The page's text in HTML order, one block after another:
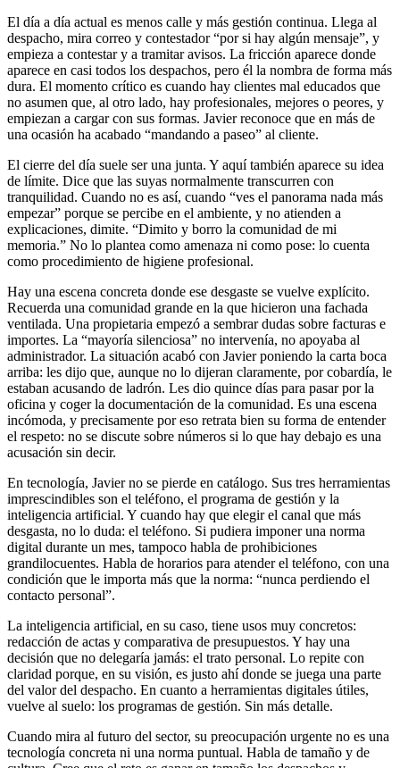
El día a día actual es menos calle y más gestión continua. Llega al
despacho, mira correo y contestador “por si hay algún mensaje”, y
empieza a contestar y a tramitar avisos. La fricción aparece donde
aparece en casi todos los despachos, pero él la nombra de forma más
dura. El momento crítico es cuando hay clientes mal educados que
no asumen que, al otro lado, hay profesionales, mejores o peores, y
empiezan a cargar con sus formas. Javier reconoce que en más de
una ocasión ha acabado “mandando a paseo” al cliente.
El cierre del día suele ser una junta. Y aquí también aparece su idea
de límite. Dice que las suyas normalmente transcurren con
tranquilidad. Cuando no es así, cuando “ves el panorama nada más
empezar” porque se percibe en el ambiente, y no atienden a
explicaciones, dimite. “Dimito y borro la comunidad de mi
memoria.” No lo plantea como amenaza ni como pose: lo cuenta
como procedimiento de higiene profesional.
Hay una escena concreta donde ese desgaste se vuelve explícito.
Recuerda una comunidad grande en la que hicieron una fachada
ventilada. Una propietaria empezó a sembrar dudas sobre facturas e
importes. La “mayoría silenciosa” no intervenía, no apoyaba al
administrador. La situación acabó con Javier poniendo la carta boca
arriba: les dijo que, aunque no lo dijeran claramente, por cobardía, le
estaban acusando de ladrón. Les dio quince días para pasar por la
oficina y coger la documentación de la comunidad. Es una escena
incómoda, y precisamente por eso retrata bien su forma de entender
el respeto: no se discute sobre números si lo que hay debajo es una
acusación sin decir.
En tecnología, Javier no se pierde en catálogo. Sus tres herramientas
imprescindibles son el teléfono, el programa de gestión y la
inteligencia artificial. Y cuando hay que elegir el canal que más
desgasta, no lo duda: el teléfono. Si pudiera imponer una norma
digital durante un mes, tampoco habla de prohibiciones
grandilocuentes. Habla de horarios para atender el teléfono, con una
condición que le importa más que la norma: “nunca perdiendo el
contacto personal”.
La inteligencia artificial, en su caso, tiene usos muy concretos:
redacción de actas y comparativa de presupuestos. Y hay una
decisión que no delegaría jamás: el trato personal. Lo repite con
claridad porque, en su visión, es justo ahí donde se juega una parte
del valor del despacho. En cuanto a herramientas digitales útiles,
vuelve al suelo: los programas de gestión. Sin más detalle.
Cuando mira al futuro del sector, su preocupación urgente no es una
tecnología concreta ni una norma puntual. Habla de tamaño y de